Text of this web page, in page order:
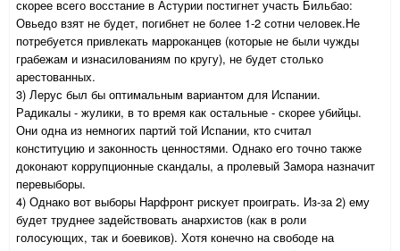
скорее всего восстание в Астурии постигнет участь Бильбао:
Овьедо взят не будет, погибнет не более 1-2 сотни человек.Не
потребуется привлекать марроканцев (которые не были чужды
грабежам и изнасилованиям по кругу), не будет столько
арестованных.
3) Лерус был бы оптимальным вариантом для Испании.
Радикалы - жулики, в то время как остальные - скорее убийцы.
Они одна из немногих партий той Испании, кто считал
конституцию и законность ценностями. Однако его точно также
доконают коррупционные скандалы, а пролевый Замора назначит
перевыборы.
4) Однако вот выборы Нарфронт рискует проиграть. Из-за 2) ему
будет труднее задействовать анархистов (как в роли
голосующих, так и боевиков). Хотя конечно на свободе на